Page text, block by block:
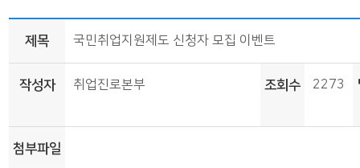
제목 국민취업지원제도 신청자 모집 이벤트
작성자 취업진로본부 조회수 2273
첨부파일